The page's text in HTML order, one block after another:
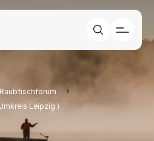
Raubfischforum
Leipzig )